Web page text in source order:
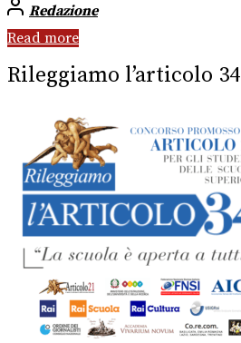
Redazione
Read more
Rileggiamo l’articolo 34